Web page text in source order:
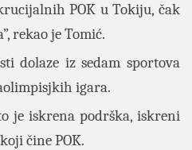
POK u Tokiju, čak
rekao je Tomić.
dolaze iz sedam sportova
igara.
je iskrena podrška, iskreni
čine POK.